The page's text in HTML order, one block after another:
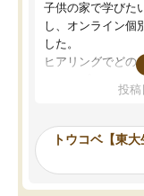
子供の家で学びた
し、オンライン個
した。
ヒアリングでどの
か、オプションは
事が出来ました。
ーティングを行い
見てから講師を決
す。
投稿
トウコベ【東